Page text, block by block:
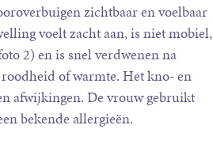
zichtbaar en voelbaar
voelt zacht aan, is niet mobiel,
2) en is snel verdwenen na
of warmte. Het kno- en
afwijkingen. De vrouw gebruikt
bekende allergieën.